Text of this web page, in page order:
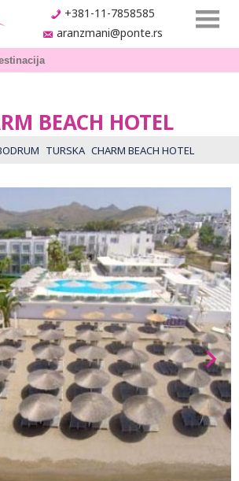
+381-11-7858585
aranzmani@ponte.rs
BEACH HOTEL
TURSKA CHARM BEACH HOTEL